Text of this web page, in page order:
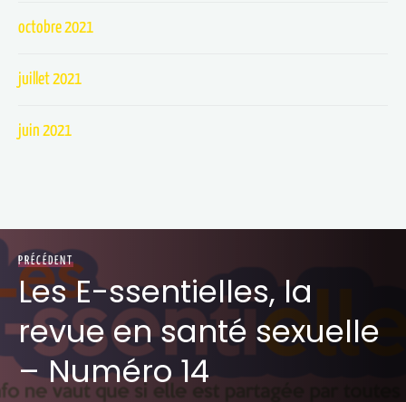
octobre 2021
juillet 2021
juin 2021
PRÉCÉDENT
Les E-ssentielles, la
revue en santé sexuelle
– Numéro 14